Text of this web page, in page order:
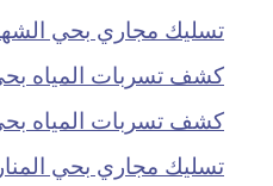
تسليك مجاري بحي
كشف تسربات المياه
كشف تسربات المياه
تسليك مجاري بحي